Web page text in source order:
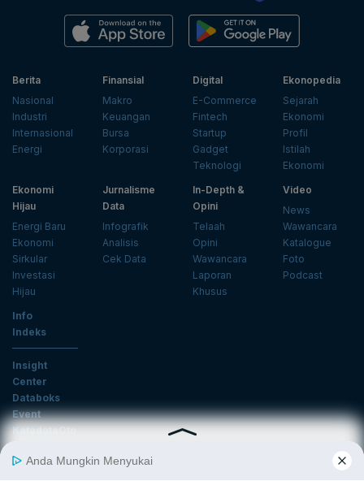
Berita
Nasional
Industri
Internasional
Energi
Finansial
Makro
Keuangan
Bursa
Korporasi
Digital
E-Commerce
Fintech
Startup
Gadget
Teknologi
Ekonopedia
Sejarah
Ekonomi
Profil
Istilah
Ekonomi
Ekonomi
Hijau
Energi Baru
Ekonomi
Sirkular
Investasi
Hijau
Jurnalisme
Data
Infografik
Analisis
Cek Data
In-Depth &
Opini
Telaah
Opini
Wawancara
Laporan
Khusus
Video
News
Wawancara
Katalogue
Foto
Podcast
Info
Indeks
Insight
Center
Databoks
Event
KatadataOto